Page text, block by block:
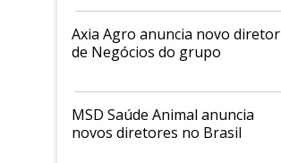
Axia Agro anuncia novo diretor
de Negócios do grupo
MSD Saúde Animal anuncia
novos diretores no Brasil